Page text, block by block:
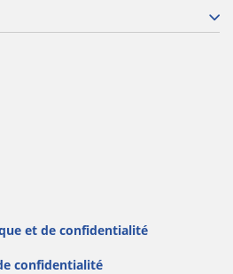
et de confidentialité
confidentialité